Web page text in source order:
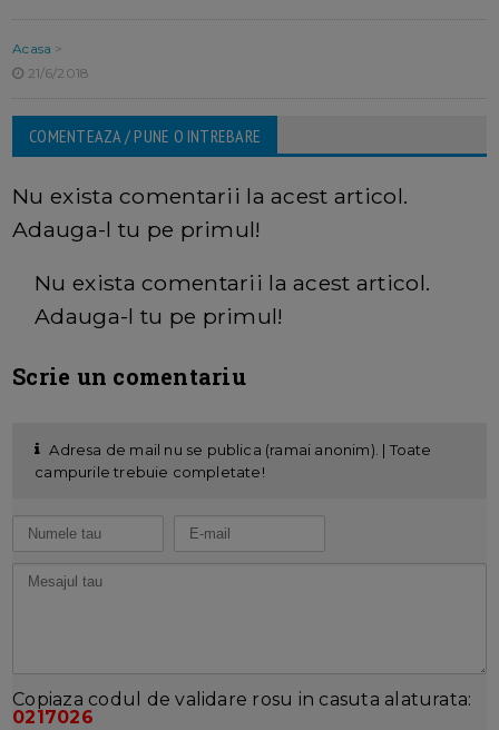
Acasa >
21/6/2018
COMENTEAZA / PUNE O INTREBARE
Nu exista comentarii la acest articol.
Adauga-l tu pe primul!
Nu exista comentarii la acest articol.
Adauga-l tu pe primul!
Scrie un comentariu
Adresa de mail nu se publica (ramai anonim). | Toate
campurile trebuie completate!
Copiaza codul de validare rosu in casuta alaturata:
0217026